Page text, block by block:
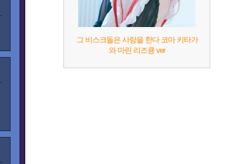
그 비스크돌은 사랑을 한다 코마 키타가
와 마린 리즈큥 ver